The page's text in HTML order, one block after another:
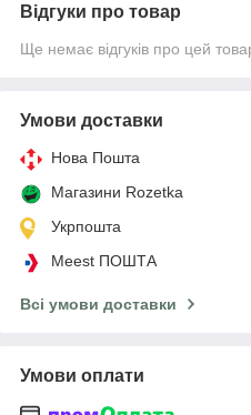
Відгуки про товар
Ще немає відгуків про цей
Умови доставки
Нова Пошта
Магазини Rozetka
Укрпошта
Meest ПОШТА
Всі умови доставки
Умови оплати